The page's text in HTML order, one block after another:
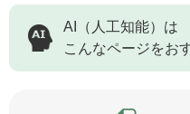
AI（人工知能）は
こんなページをお